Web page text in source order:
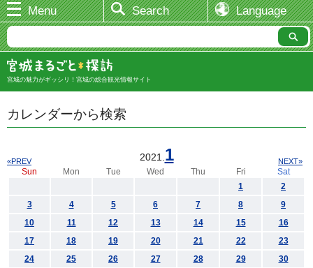
Menu Search Language
宮城の魅力がギッシリ！宮城の総合観光情報サイト
カレンダーから検索
2021. 1
«PREV NEXT»
Sun Mon Tue Wed Thu Fri
Sat
1
2
3
4 5 6 7 8
9
10
11 12 13 14 15
16
17
18 19 20 21 22
23
24
25 26 27 28 29
30